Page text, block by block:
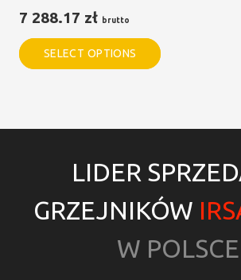
7 288.17 zł brutto
SELECT OPTIONS
LIDER
GRZEJNIKÓW
W POLSCE